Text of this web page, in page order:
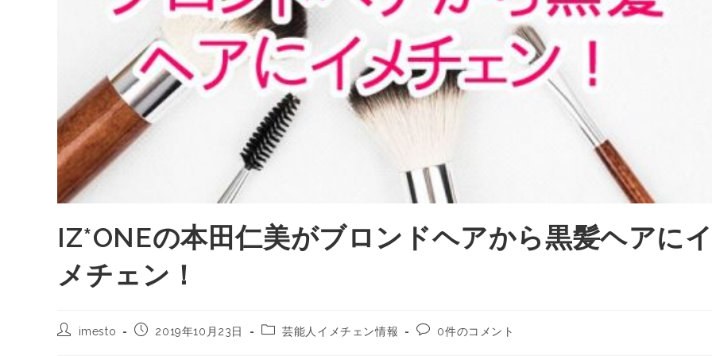
IZ*ONEの本田仁美がブロンドヘアから黒髪ヘアに
メチェン！
imesto 2019年10月23日 芸能人イメチェン情報 0件のコメント